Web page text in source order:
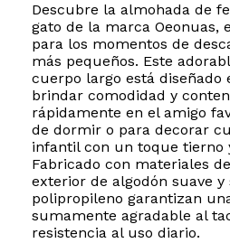
Descubre la almohada de
gato de la marca Oeonuas,
para los momentos de
más pequeños. Este
cuerpo largo está diseñado
brindar comodidad y
rápidamente en el amigo
de dormir o para decorar
infantil con un toque tierno
Fabricado con materiales
exterior de algodón suave
polipropileno garantizan
sumamente agradable al
resistencia al uso diario.